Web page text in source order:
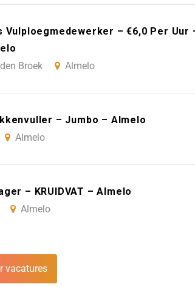
Vulploegmedewerker – €6,0 Per Uur
Broek
Almelo
– Jumbo – Almelo
Almelo
– KRUIDVAT – Almelo
Almelo
vacatures